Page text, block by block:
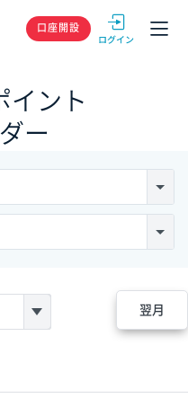
GMOクリック
口座開設
イント
ー
翌月